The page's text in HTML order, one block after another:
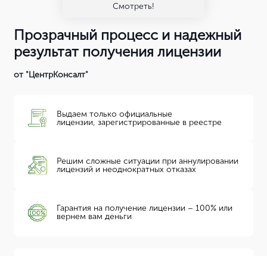
Смотреть!
Прозрачный процесс и надежный
результат получения лицензии
от "ЦентрКонсалт"
Выдаем только официальные
лицензии, зарегистрированные в реестре
Решим сложные ситуации при аннулировании
лицензий и неоднократных отказах
Гарантия на получение лицензии – 100% или
вернем вам деньги